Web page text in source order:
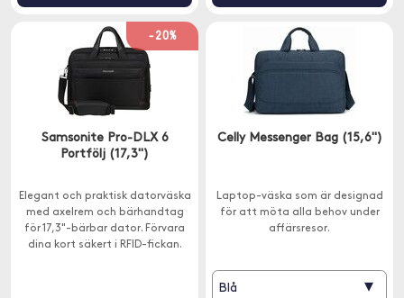
-20%
Samsonite Pro-DLX 6
Portfölj (17,3")
Elegant och praktisk datorväska
med axelrem och bärhandtag
för 17,3"-bärbar dator. Förvara
dina kort säkert i RFID-fickan.
Celly Messenger Bag (15,6")
Laptop-väska som är designad
för att möta alla behov under
affärsresor.
Blå ▾